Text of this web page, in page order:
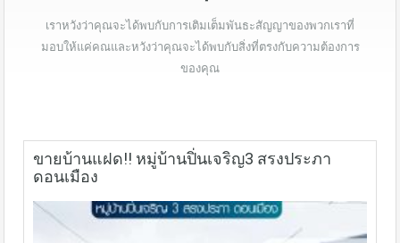
เราหวังว่าคุณจะได้พบกับการเติมเต็มพันธะสัญญาของพวกเราที่
มอบให้แค่คณและหวังว่าคุณจะได้พบกับสิ่งที่ตรงกับความต้องการ
ของคุณ
ขายบ้านแฝด!! หมู่บ้านปิ่นเจริญ3 สรงประภา
ดอนเมือง